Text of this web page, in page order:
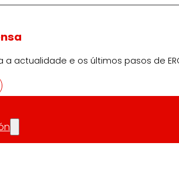
a actualidade e os últimos pasos de